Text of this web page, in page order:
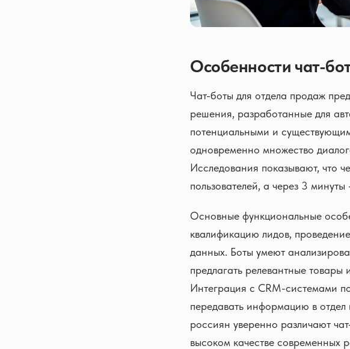
Особенности чат-
Чат-боты для отдела продаж
решения, разработанные для
потенциальными и
одновременно множество
Исследования показывают, что
пользователей, а через 3
Основные функциональные
квалификацию лидов,
данных. Боты умеют
предлагать релевантные товары
Интеграция с CRM-системами
передавать информацию в
россиян уверенно различают
высоком качестве современных